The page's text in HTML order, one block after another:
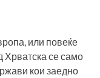
или повеќе
Хрватска се само
кои заедно